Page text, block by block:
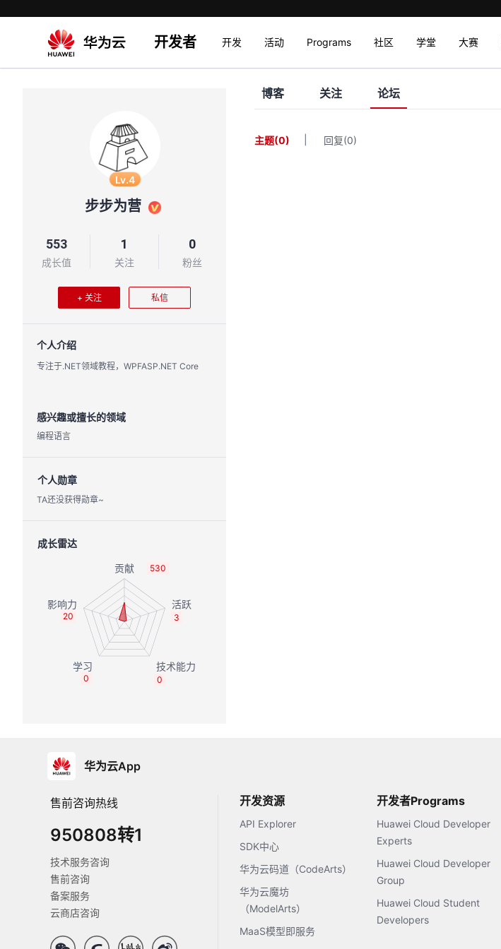
开发者 开发 活动 Programs 社区 学堂 大赛
Lv.4
步步为营
553
成长值
1
关注
0
粉丝
+ 关注 私信
个人介绍
专注于.NET领域教程，WPFASP.NET Core
感兴趣或擅长的领域
编程语言
个人勋章
TA还没获得勋章~
成长雷达
530
3
0
0
20
博客 关注 论坛
主题(0) 回复(0)
华为云App
售前咨询热线
950808转1
技术服务咨询
售前咨询
备案服务
云商店咨询
开发资源
API Explorer
SDK中心
华为云码道（CodeArts）
华为云魔坊
（ModelArts）
MaaS模型即服务
开发者Programs
Huawei Cloud Developer
Experts
Huawei Cloud Developer
Group
Huawei Cloud Student
Developers